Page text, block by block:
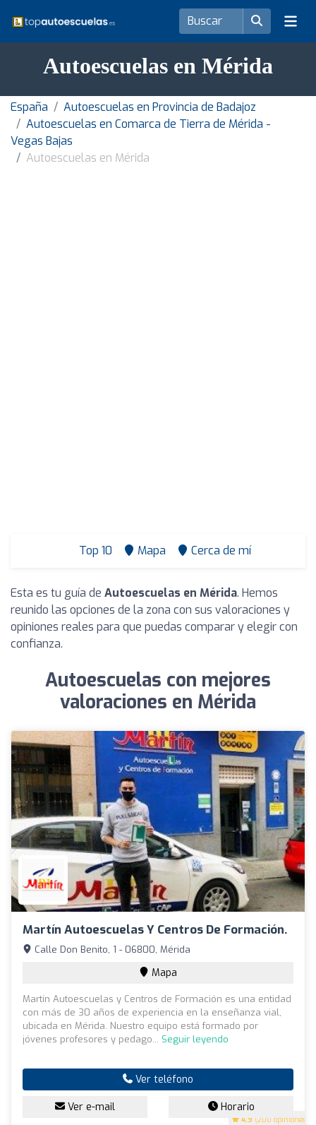
Autoescuelas en Mérida
España
Autoescuelas en Provincia de Badajoz
Autoescuelas en Comarca de Tierra de Mérida -
Vegas Bajas
Autoescuelas en Mérida
Top 10 Mapa Cerca de mí
Esta es tu guía de Autoescuelas en Mérida. Hemos
reunido las opciones de la zona con sus valoraciones y
opiniones reales para que puedas comparar y elegir con
confianza.
Autoescuelas con mejores
valoraciones en Mérida
Martín Autoescuelas Y Centros De Formación.
4.9 (200 opiniones)
Calle Don Benito, 1 - 06800, Mérida
Mapa
Martín Autoescuelas y Centros de Formación es una entidad
con más de 30 años de experiencia en la enseñanza vial,
ubicada en Mérida. Nuestro equipo está formado por
jóvenes profesores y pedago... Seguir leyendo
Ver teléfono
Ver e-mail Horario